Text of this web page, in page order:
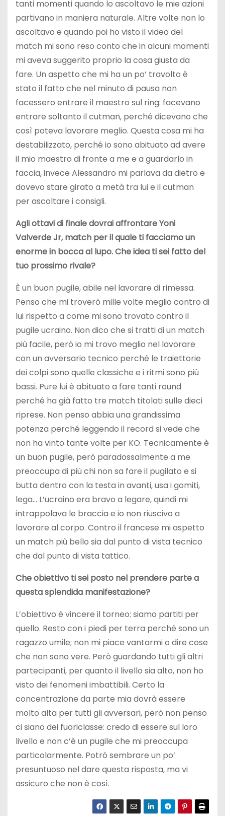
tanti momenti quando lo ascoltavo le mie azioni
partivano in maniera naturale. Altre volte non lo
ascoltavo e quando poi ho visto il video del
match mi sono reso conto che in alcuni momenti
mi aveva suggerito proprio la cosa giusta da
fare. Un aspetto che mi ha un po’ travolto è
stato il fatto che nel minuto di pausa non
facessero entrare il maestro sul ring: facevano
entrare soltanto il cutman, perché dicevano che
così poteva lavorare meglio. Questa cosa mi ha
destabilizzato, perché io sono abituato ad avere
il mio maestro di fronte a me e a guardarlo in
faccia, invece Alessandro mi parlava da dietro e
dovevo stare girato a metà tra lui e il cutman
per ascoltare i consigli.
Agli ottavi di finale dovrai affrontare Yoni
Valverde Jr, match per il quale ti facciamo un
enorme in bocca al lupo. Che idea ti sei fatto del
tuo prossimo rivale?
È un buon pugile, abile nel lavorare di rimessa.
Penso che mi troverò mille volte meglio contro di
lui rispetto a come mi sono trovato contro il
pugile ucraino. Non dico che si tratti di un match
più facile, però io mi trovo meglio nel lavorare
con un avversario tecnico perché le traiettorie
dei colpi sono quelle classiche e i ritmi sono più
bassi. Pure lui è abituato a fare tanti round
perché ha già fatto tre match titolati sulle dieci
riprese. Non penso abbia una grandissima
potenza perché leggendo il record si vede che
non ha vinto tante volte per KO. Tecnicamente è
un buon pugile, però paradossalmente a me
preoccupa di più chi non sa fare il pugilato e si
butta dentro con la testa in avanti, usa i gomiti,
lega… L’ucraino era bravo a legare, quindi mi
intrappolava le braccia e io non riuscivo a
lavorare al corpo. Contro il francese mi aspetto
un match più bello sia dal punto di vista tecnico
che dal punto di vista tattico.
Che obiettivo ti sei posto nel prendere parte a
questa splendida manifestazione?
L’obiettivo è vincere il torneo: siamo partiti per
quello. Resto con i piedi per terra perché sono un
ragazzo umile; non mi piace vantarmi o dire cose
che non sono vere. Però guardando tutti gli altri
partecipanti, per quanto il livello sia alto, non ho
visto dei fenomeni imbattibili. Certo la
concentrazione da parte mia dovrà essere
molto alta per tutti gli avversari, però non penso
ci siano dei fuoriclasse: credo di essere sul loro
livello e non c’è un pugile che mi preoccupa
particolarmente. Potrò sembrare un po’
presuntuoso nel dare questa risposta, ma vi
assicuro che non è così.